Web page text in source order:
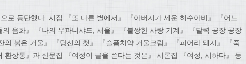
로 등단했다. 시집 『또 다른 별에서』 『아버지가 세운 허수아비』 『어느
의 음화』 『나의 우파니샤드, 서울』 『불쌍한 사랑 기계』 『달력 공장 공장
의 붉은 거울』 『당신의 첫』 『슬픔치약 거울크림』 『피어라 돼지』 『죽
환상통』과 산문집 『여성이 글을 쓴다는 것은』 시론집 『여성, 시하다』 등